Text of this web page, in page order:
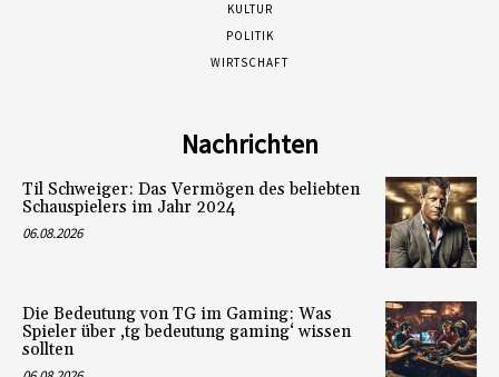
KULTUR
POLITIK
WIRTSCHAFT
Nachrichten
Til Schweiger: Das Vermögen des beliebten
Schauspielers im Jahr 2024
06.08.2026
Die Bedeutung von TG im Gaming: Was
Spieler über ‚tg bedeutung gaming‘ wissen
sollten